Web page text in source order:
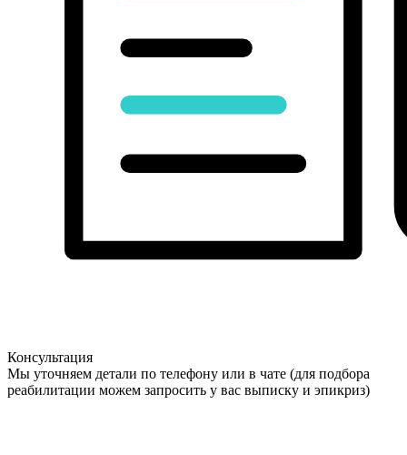
Консультация
Мы уточняем детали по телефону или в чате (для подбора
реабилитации можем запросить у вас выписку и эпикриз)